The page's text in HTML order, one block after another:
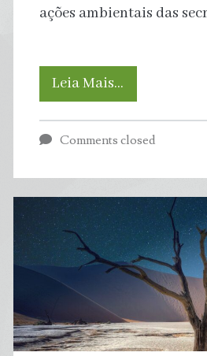
ações ambientais das
Leia Mais…
Ambiental
é
Destaque
Revista
Comments closed